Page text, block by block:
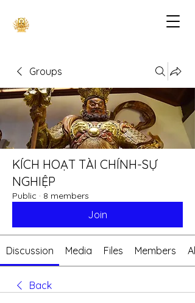
Groups
KÍCH HOẠT TÀI CHÍNH-SỰ
NGHIỆP
Public · 8 members
Join
Discussion Media Files Members
Back